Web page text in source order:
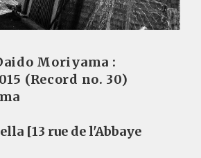
Moriyama :
(Record no. 30)
[13 rue de l'Abbaye